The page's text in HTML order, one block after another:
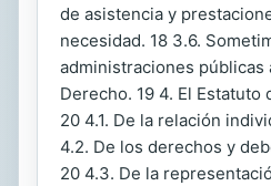
de asistencia y
necesidad. 18 3.6.
administraciones públicas
Derecho. 19 4. El Estatuto
20 4.1. De la relación
4.2. De los derechos y
20 4.3. De la